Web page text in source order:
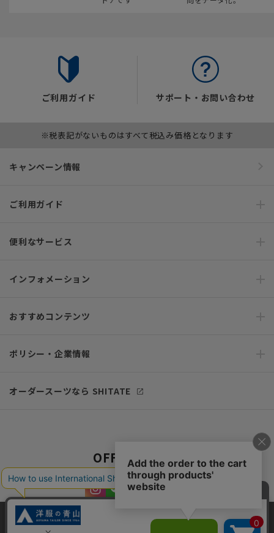
ご利用ガイド サポート・お問い合わせ
※税表記がないものはすべて税込み価格となります
キャンペーン情報
ご利用ガイド
便利なサービス
インフォメーション
おすすめコンテンツ
ポリシー・企業情報
オーダースーツなら SHITATE
OFFICIAL SNS